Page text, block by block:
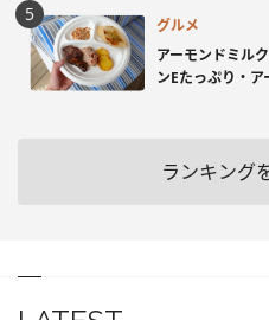
グルメ
アーモンドミル
ンEたっぷり・ア
ランキング